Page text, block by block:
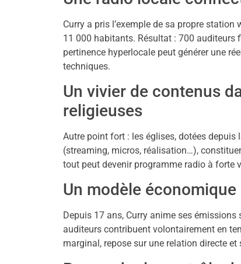
Curry a pris l’exemple de sa propre station
11 000 habitants. Résultat : 700 auditeurs
pertinence hyperlocale peut générer une
techniques.
Un vivier de contenus
religieuses
Autre point fort : les églises, dotées
(streaming, micros, réalisation…),
tout peut devenir programme radio à forte
Un modèle
Depuis 17 ans, Curry anime ses
auditeurs contribuent volontairement en
marginal, repose sur une relation directe